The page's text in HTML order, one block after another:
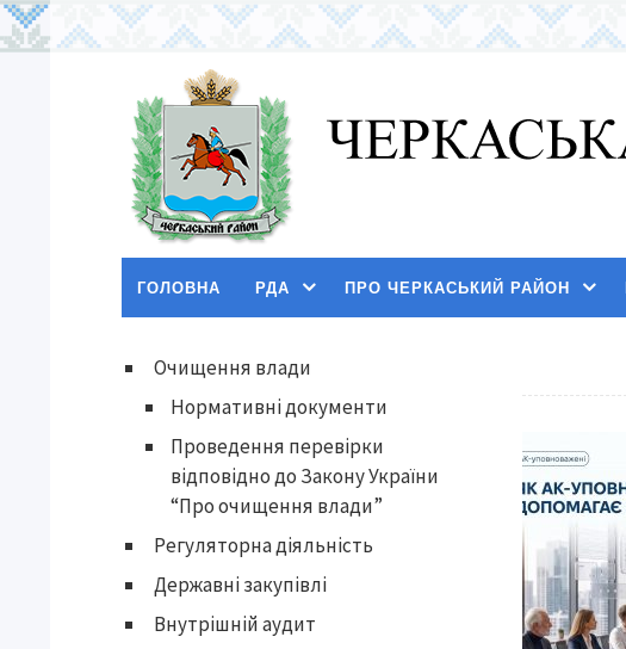
ГОЛОВНА РДА ПРО ЧЕРКАСЬКИЙ РАЙОН
Очищення влади
Нормативні документи
Проведення перевірки
відповідно до Закону України
“Про очищення влади”
Регуляторна діяльність
Державні закупівлі
Внутрішній аудит